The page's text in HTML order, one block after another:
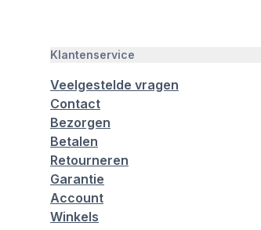
Klantenservice
Veelgestelde vragen
Contact
Bezorgen
Betalen
Retourneren
Garantie
Account
Winkels